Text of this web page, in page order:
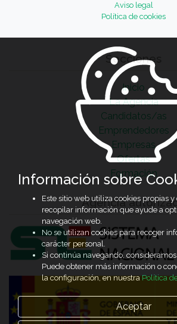
Aviso legal
Política de cookies
Secciones
Inicio
La Agencia
Candidatos/as
Emprendedores
Empresas
Ofertas
Formación
Agencia
Información sobre
Este sitio web utiliza cookies propias
recopilar información que ayude a
navegación web.
No se utilizan cookies para recoger
carácter personal.
Si continúa navegando,
Puede obtener más información o
la configuración, en nuestraPolítica
Aceptar